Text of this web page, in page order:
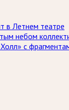
в Летнем театре
небом
с